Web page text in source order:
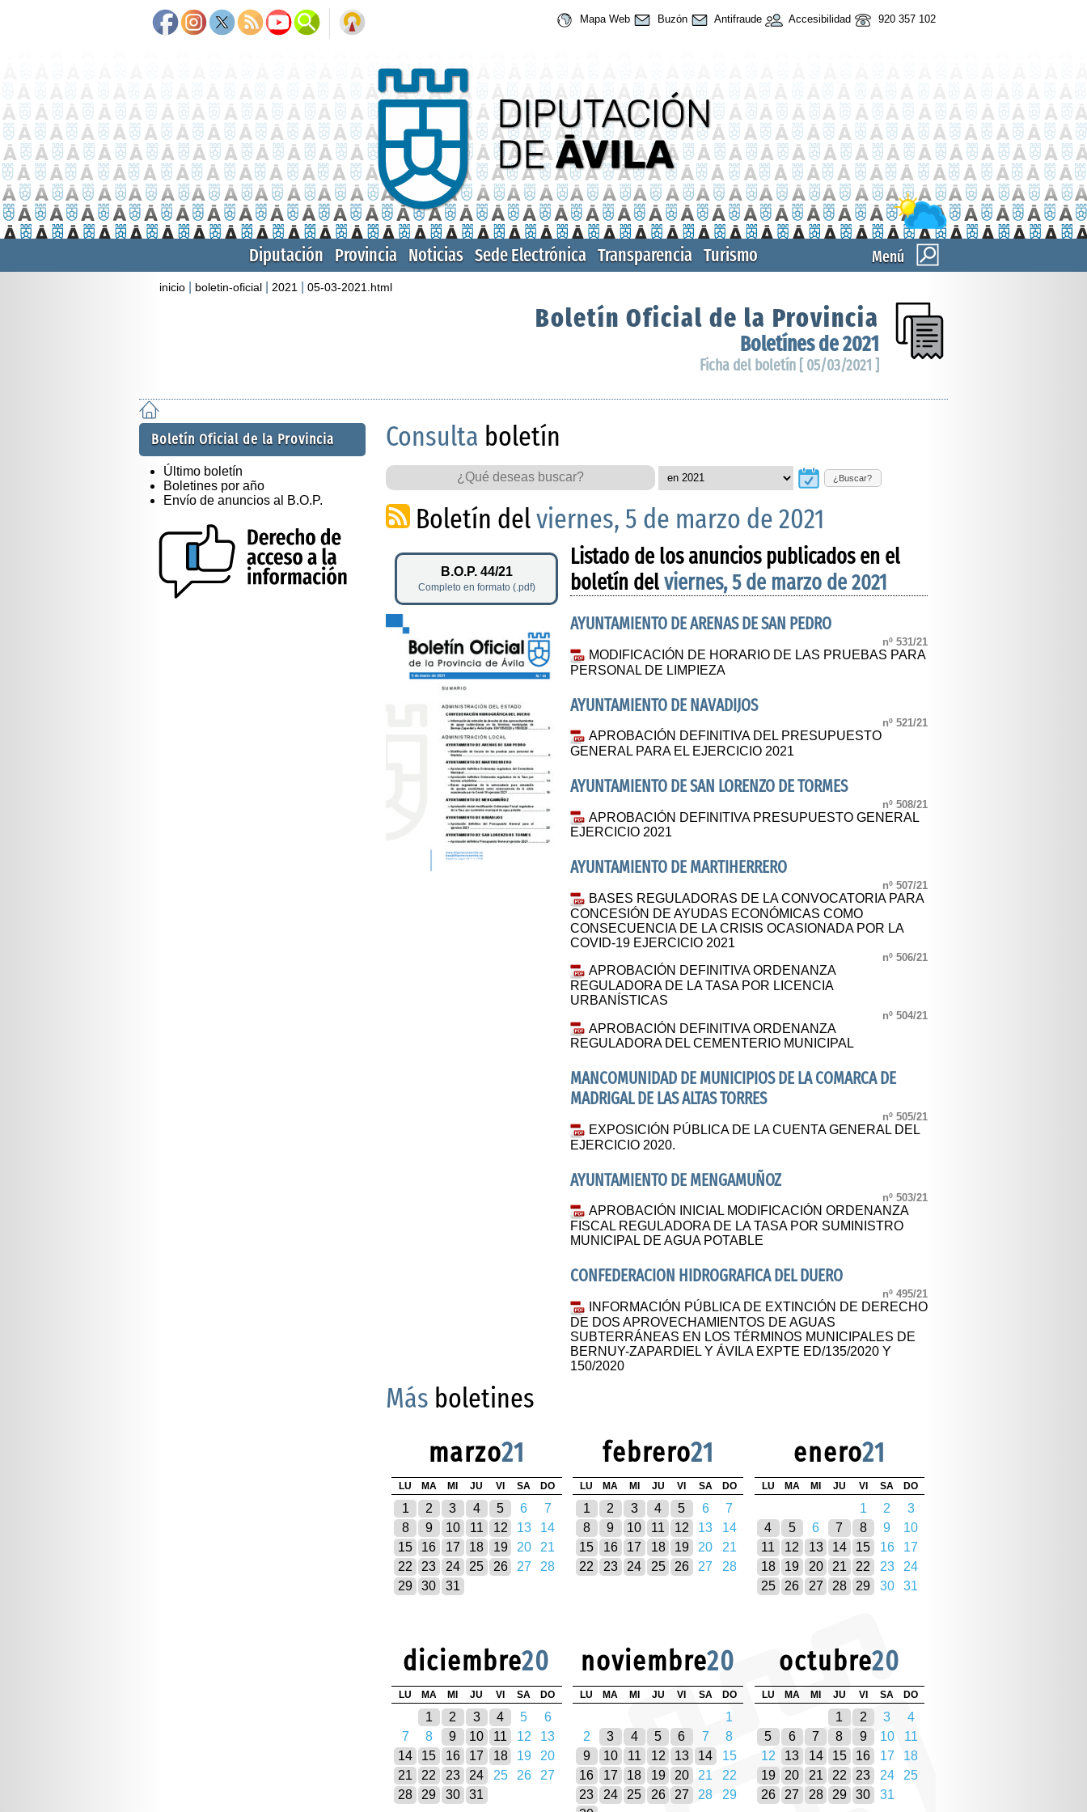
Mapa Web Buzón Antifraude Accesibilidad 920 357 102
Menú
Diputación Provincia Noticias Sede Electrónica Transparencia Turismo
inicio boletin-oficial 2021 05-03-2021.html
Boletín Oficial de la Provincia
Boletínes de 2021
Ficha del boletín [ 05/03/2021 ]
Boletín Oficial de la Provincia
Último boletín
Boletines por año
Envío de anuncios al B.O.P.
Consulta boletín
¿Buscar?
Boletín delviernes, 5 de marzo de 2021
B.O.P. 44/21
Completo en formato (.pdf)
Listado de los anuncios publicados en el
boletín delviernes, 5 de marzo de 2021
AYUNTAMIENTO DE ARENAS DE SAN PEDRO
nº 531/21
MODIFICACIÓN DE HORARIO DE LAS PRUEBAS PARA
PERSONAL DE LIMPIEZA
AYUNTAMIENTO DE NAVADIJOS
nº 521/21
APROBACIÓN DEFINITIVA DEL PRESUPUESTO
GENERAL PARA EL EJERCICIO 2021
AYUNTAMIENTO DE SAN LORENZO DE TORMES
nº 508/21
APROBACIÓN DEFINITIVA PRESUPUESTO GENERAL
EJERCICIO 2021
AYUNTAMIENTO DE MARTIHERRERO
nº 507/21
BASES REGULADORAS DE LA CONVOCATORIA PARA
CONCESIÓN DE AYUDAS ECONÓMICAS COMO
CONSECUENCIA DE LA CRISIS OCASIONADA POR LA
COVID-19 EJERCICIO 2021
nº 506/21
APROBACIÓN DEFINITIVA ORDENANZA
REGULADORA DE LA TASA POR LICENCIA
URBANÍSTICAS
nº 504/21
APROBACIÓN DEFINITIVA ORDENANZA
REGULADORA DEL CEMENTERIO MUNICIPAL
MANCOMUNIDAD DE MUNICIPIOS DE LA COMARCA DE
MADRIGAL DE LAS ALTAS TORRES
nº 505/21
EXPOSICIÓN PÚBLICA DE LA CUENTA GENERAL DEL
EJERCICIO 2020.
AYUNTAMIENTO DE MENGAMUÑOZ
nº 503/21
APROBACIÓN INICIAL MODIFICACIÓN ORDENANZA
FISCAL REGULADORA DE LA TASA POR SUMINISTRO
MUNICIPAL DE AGUA POTABLE
CONFEDERACION HIDROGRAFICA DEL DUERO
nº 495/21
INFORMACIÓN PÚBLICA DE EXTINCIÓN DE DERECHO
DE DOS APROVECHAMIENTOS DE AGUAS
SUBTERRÁNEAS EN LOS TÉRMINOS MUNICIPALES DE
BERNUY-ZAPARDIEL Y ÁVILA EXPTE ED/135/2020 Y
150/2020
Más boletines
marzo21
LU MA MI JU VI SA DO
1 2 3 4 5 6
7
8
9 10 11 12 13
14
15
16 17 18 19 20
21
22
23 24 25 26 27
28
29
30 31
febrero21
LU MA MI JU VI SA DO
1 2 3 4 5 6
7
8
9 10 11 12 13
14
15
16 17 18 19 20
21
22
23 24 25 26 27 28
enero21
LU MA MI JU VI SA DO
1 2
3
4
5 6 7 8 9
10
11
12 13 14 15 16
17
18
19 20 21 22 23
24
25
26 27 28 29 30 31
diciembre20
LU MA MI JU VI SA DO
1 2 3 4 5
6
7
8 9 10 11 12
13
14
15 16 17 18 19
20
21
22 23 24 25 26
27
28
29 30 31
noviembre20
LU MA MI JU VI SA DO
1
2
3 4 5 6 7
8
9
10 11 12 13 14
15
16
17 18 19 20 21
22
23
24 25 26 27 28
29
octubre20
LU MA MI JU VI SA DO
1 2 3
4
5
6 7 8 9 10
11
12
13 14 15 16 17
18
19
20 21 22 23 24
25
26
27 28 29 30 31